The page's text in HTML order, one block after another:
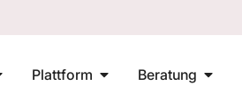
Plattform Beratung